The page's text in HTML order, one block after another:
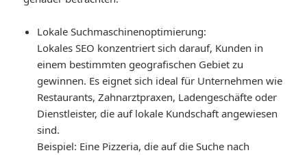
Lokale Suchmaschinenoptimierung:
Lokales SEO konzentriert sich darauf, Kunden in
einem bestimmten geografischen Gebiet zu
gewinnen. Es eignet sich ideal für Unternehmen wie
Restaurants, Zahnarztpraxen, Ladengeschäfte oder
Dienstleister, die auf lokale Kundschaft angewiesen
sind.
Beispiel: Eine Pizzeria, die auf die Suche nach